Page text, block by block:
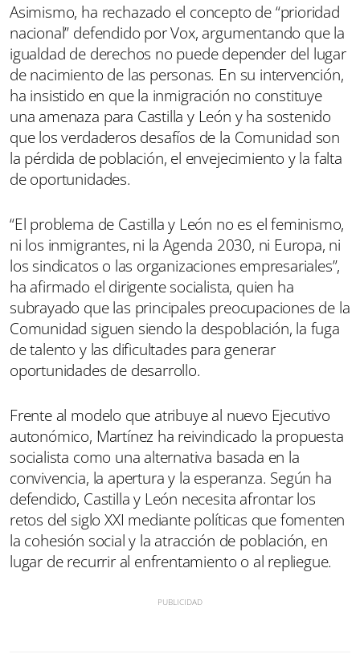
Asimismo, ha rechazado el concepto de “prioridad
nacional” defendido por Vox, argumentando que la
igualdad de derechos no puede depender del lugar
de nacimiento de las personas. En su intervención,
ha insistido en que la inmigración no constituye
una amenaza para Castilla y León y ha sostenido
que los verdaderos desafíos de la Comunidad son
la pérdida de población, el envejecimiento y la falta
de oportunidades.
“El problema de Castilla y León no es el feminismo,
ni los inmigrantes, ni la Agenda 2030, ni Europa, ni
los sindicatos o las organizaciones empresariales”,
ha afirmado el dirigente socialista, quien ha
subrayado que las principales preocupaciones de la
Comunidad siguen siendo la despoblación, la fuga
de talento y las dificultades para generar
oportunidades de desarrollo.
Frente al modelo que atribuye al nuevo Ejecutivo
autonómico, Martínez ha reivindicado la propuesta
socialista como una alternativa basada en la
convivencia, la apertura y la esperanza. Según ha
defendido, Castilla y León necesita afrontar los
retos del siglo XXI mediante políticas que fomenten
la cohesión social y la atracción de población, en
lugar de recurrir al enfrentamiento o al repliegue.